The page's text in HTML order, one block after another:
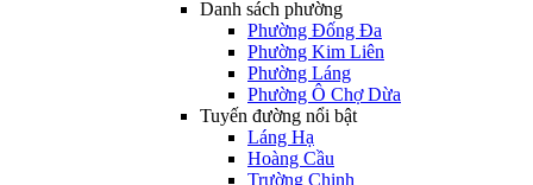
Danh sách phường
Phường Đống Đa
Phường Kim Liên
Phường Láng
Phường Ô Chợ Dừa
Tuyến đường nổi bật
Láng Hạ
Hoàng Cầu
Trường Chinh